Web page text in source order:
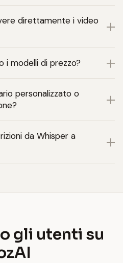
direttamente i video
i modelli di prezzo?
personalizzato o
da Whisper a
gli utenti su